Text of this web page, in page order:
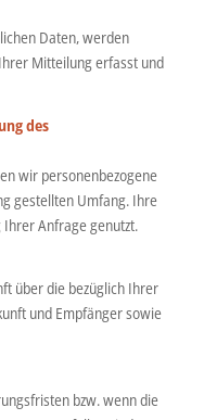
Daten, werden
Mitteilung erfasst und
des
wir personenbezogene
gestellten Umfang. Ihre
Anfrage genutzt.
über die bezüglich Ihrer
und Empfänger sowie
bzw. wenn die